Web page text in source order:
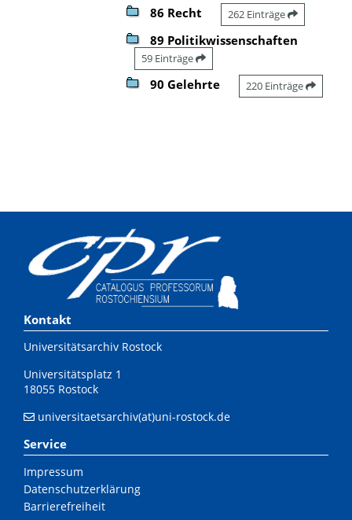
86 Recht 262 Einträge
89 Politikwissenschaften
59 Einträge
90 Gelehrte 220 Einträge
Kontakt
Universitätsarchiv Rostock
Universitätsplatz 1
18055 Rostock
universitaetsarchiv(at)uni-rostock.de
Service
Impressum
Datenschutzerklärung
Barrierefreiheit